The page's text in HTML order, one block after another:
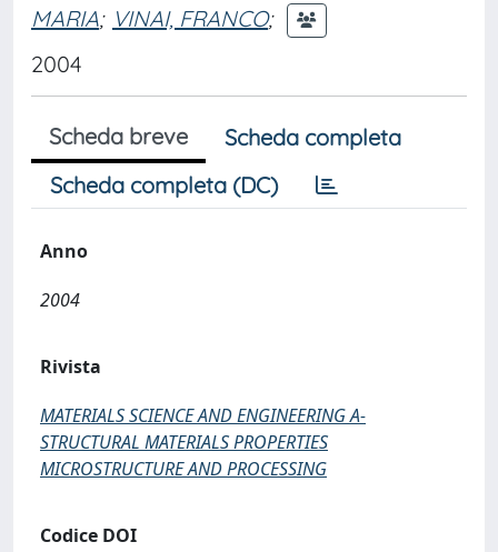
MARIA; VINAI, FRANCO;
2004
Scheda breve
Scheda completa
Scheda completa (DC)
Anno
2004
Rivista
MATERIALS SCIENCE AND ENGINEERING A-
STRUCTURAL MATERIALS PROPERTIES
MICROSTRUCTURE AND PROCESSING
Codice DOI